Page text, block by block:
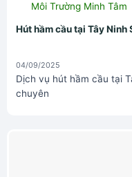
Môi Trường Minh Tâm
Hút hầm cầu tại Tây Ninh
04/09/2025
Dịch vụ hút hầm cầu tại
chuyên